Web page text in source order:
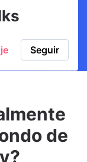
Seguir
de